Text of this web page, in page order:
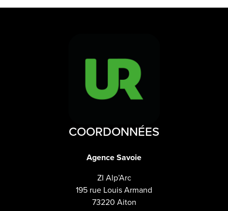
COORDONNÉES
Agence Savoie
ZI Alp’Arc
195 rue Louis Armand
73220 Aiton